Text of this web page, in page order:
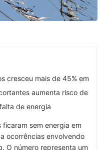
cresceu mais de 45% em
aumenta risco de
de energia
ficaram sem energia em
ocorrências envolvendo
O número representa um